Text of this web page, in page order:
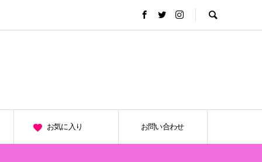
お気に入り お問い合わせ